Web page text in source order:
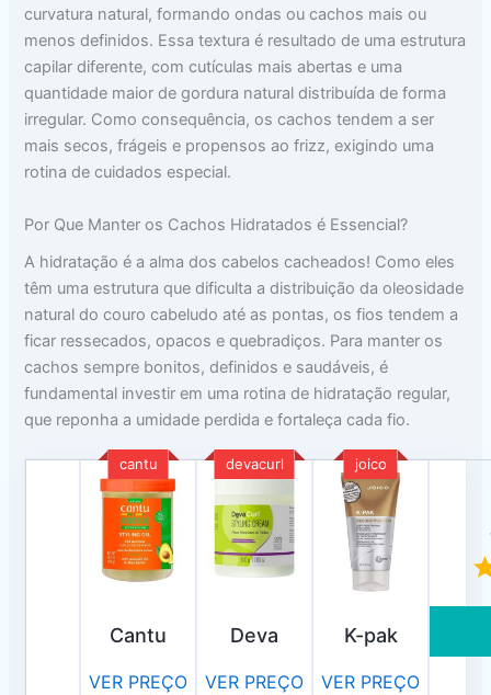
curvatura natural, formando ondas ou cachos mais ou
menos definidos. Essa textura é resultado de uma estrutura
capilar diferente, com cutículas mais abertas e uma
quantidade maior de gordura natural distribuída de forma
irregular. Como consequência, os cachos tendem a ser
mais secos, frágeis e propensos ao frizz, exigindo uma
rotina de cuidados especial.
Por Que Manter os Cachos Hidratados é Essencial?
A hidratação é a alma dos cabelos cacheados! Como eles
têm uma estrutura que dificulta a distribuição da oleosidade
natural do couro cabeludo até as pontas, os fios tendem a
ficar ressecados, opacos e quebradiços. Para manter os
cachos sempre bonitos, definidos e saudáveis, é
fundamental investir em uma rotina de hidratação regular,
que reponha a umidade perdida e fortaleça cada fio.
cantu
Cantu
VER PREÇO
devacurl
Deva
VER PREÇO
joico
K-pak
VER PREÇO